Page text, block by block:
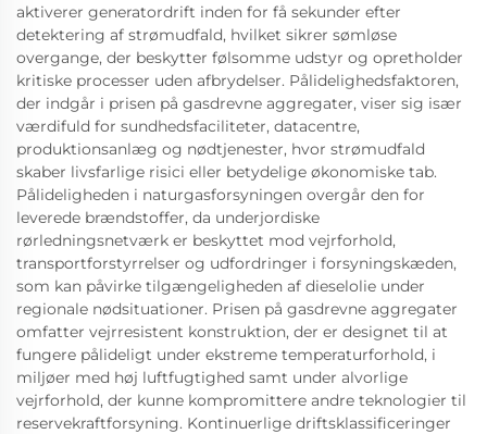
aktiverer generatordrift inden for få sekunder efter
detektering af strømudfald, hvilket sikrer sømløse
overgange, der beskytter følsomme udstyr og opretholder
kritiske processer uden afbrydelser. Pålidelighedsfaktoren,
der indgår i prisen på gasdrevne aggregater, viser sig især
værdifuld for sundhedsfaciliteter, datacentre,
produktionsanlæg og nødtjenester, hvor strømudfald
skaber livsfarlige risici eller betydelige økonomiske tab.
Pålideligheden i naturgasforsyningen overgår den for
leverede brændstoffer, da underjordiske
rørledningsnetværk er beskyttet mod vejrforhold,
transportforstyrrelser og udfordringer i forsyningskæden,
som kan påvirke tilgængeligheden af dieselolie under
regionale nødsituationer. Prisen på gasdrevne aggregater
omfatter vejrresistent konstruktion, der er designet til at
fungere pålideligt under ekstreme temperaturforhold, i
miljøer med høj luftfugtighed samt under alvorlige
vejrforhold, der kunne kompromittere andre teknologier til
reservekraftforsyning. Kontinuerlige driftsklassificeringer